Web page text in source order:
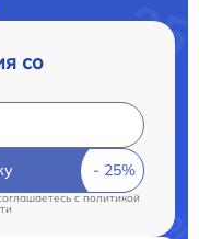
со
cполитикой